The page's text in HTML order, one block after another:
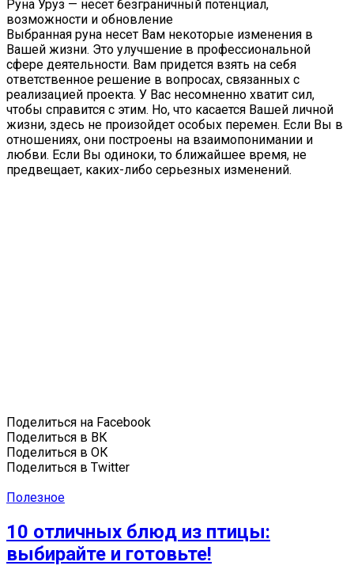
Руна Уруз — несет безграничный потенциал,
возможности и обновление
Выбранная руна несет Вам некоторые изменения в
Вашей жизни. Это улучшение в профессиональной
сфере деятельности. Вам придется взять на себя
ответственное решение в вопросах, связанных с
реализацией проекта. У Вас несомненно хватит сил,
чтобы справится с этим. Но, что касается Вашей личной
жизни, здесь не произойдет особых перемен. Если Вы в
отношениях, они построены на взаимопонимании и
любви. Если Вы одиноки, то ближайшее время, не
предвещает, каких-либо серьезных изменений.
Поделиться на Facebook
Поделиться в ВК
Поделиться в ОК
Поделиться в Twitter
Полезное
10 отличных блюд из птицы:
выбирайте и готовьте!